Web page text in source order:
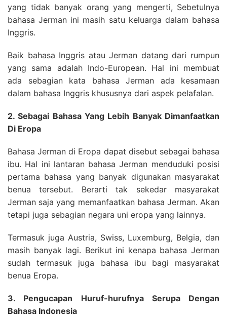
yang tidak banyak orang yang mengerti, Sebetulnya
bahasa Jerman ini masih satu keluarga dalam bahasa
Inggris.
Baik bahasa Inggris atau Jerman datang dari rumpun
yang sama adalah Indo-European. Hal ini membuat
ada sebagian kata bahasa Jerman ada kesamaan
dalam bahasa Inggris khususnya dari aspek pelafalan.
2. Sebagai Bahasa Yang Lebih Banyak Dimanfaatkan
Di Eropa
Bahasa Jerman di Eropa dapat disebut sebagai bahasa
ibu. Hal ini lantaran bahasa Jerman menduduki posisi
pertama bahasa yang banyak digunakan masyarakat
benua tersebut. Berarti tak sekedar masyarakat
Jerman saja yang memanfaatkan bahasa Jerman. Akan
tetapi juga sebagian negara uni eropa yang lainnya.
Termasuk juga Austria, Swiss, Luxemburg, Belgia, dan
masih banyak lagi. Berikut ini kenapa bahasa Jerman
sudah termasuk juga bahasa ibu bagi masyarakat
benua Eropa.
3. Pengucapan Huruf-hurufnya Serupa Dengan
Bahasa Indonesia